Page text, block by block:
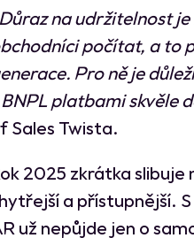
na udržitelnost
počítat, a to
Pro ně je
BNPL platbami skvěle
Sales Twista.
2025 zkrátka
a přístupnější.
už nepůjde jen o